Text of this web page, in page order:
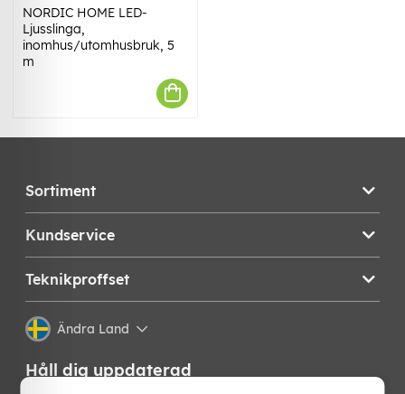
NORDIC HOME LED-
Ljusslinga,
inomhus/utomhusbruk, 5
m
Sortiment
Kundservice
Teknikproffset
Ändra Land
Håll dig uppdaterad